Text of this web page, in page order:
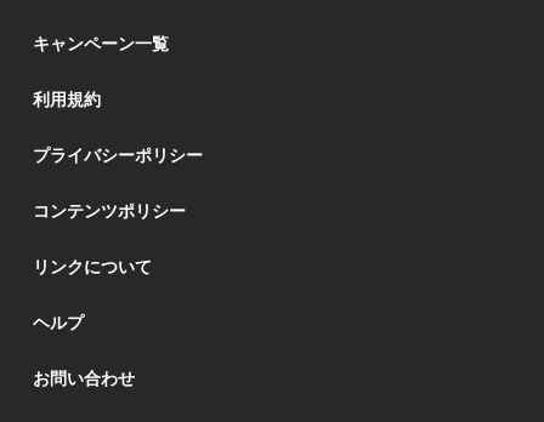
キャンペーン一覧
利用規約
プライバシーポリシー
コンテンツポリシー
リンクについて
ヘルプ
お問い合わせ